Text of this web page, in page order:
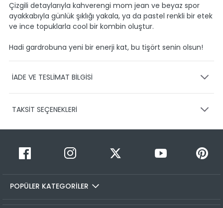
Çizgili detaylarıyla kahverengi mom jean ve beyaz spor
ayakkabıyla günlük şıklığı yakala, ya da pastel renkli bir etek
ve ince topuklarla cool bir kombin oluştur.
Hadi gardrobuna yeni bir enerji kat, bu tişört senin olsun!
İADE VE TESLİMAT BİLGİSİ
Ürünlerinizin gönderimini anlaşmalı olduğumuz PTT,
1-3 iş günü içerisinde kargoya teslim edilir.
Siparişimin kargo takibini nasıl yapabilirim?
Hesabım/Siparişlerim paneli üzerinden ilgili siparişinize ait
üzerinde bulunan kargo takip linkine tıklamanızla birlikte
TAKSİT SEÇENEKLERİ
Taksit Sayısı Taksit Miktarı
Taksitli Tutar
Toplam
349,99 TL
2
175,00 TL
3
349,99 TL
POPÜLER KATEGORİLER